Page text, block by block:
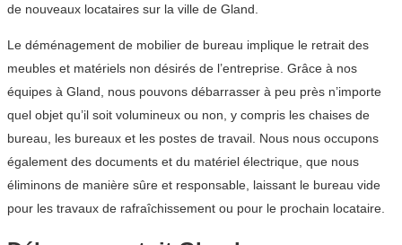
de nouveaux locataires sur la ville de Gland.
Le déménagement de mobilier de bureau implique le retrait des
meubles et matériels non désirés de l’entreprise. Grâce à nos
équipes à Gland, nous pouvons débarrasser à peu près n’importe
quel objet qu’il soit volumineux ou non, y compris les chaises de
bureau, les bureaux et les postes de travail. Nous nous occupons
également des documents et du matériel électrique, que nous
éliminons de manière sûre et responsable, laissant le bureau vide
pour les travaux de rafraîchissement ou pour le prochain locataire.